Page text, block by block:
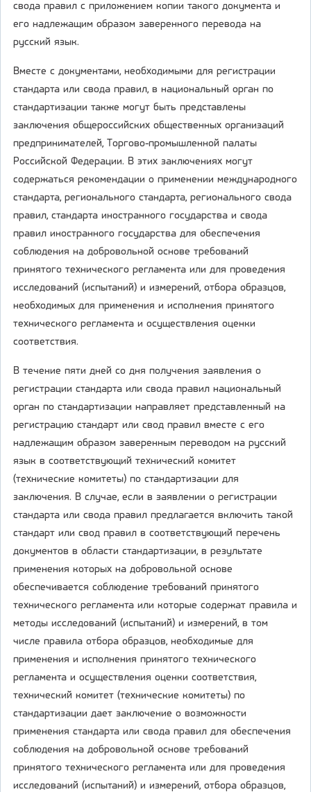
свода правил с приложением копии такого документа и
его надлежащим образом заверенного перевода на
русский язык.
Вместе с документами, необходимыми для регистрации
стандарта или свода правил, в национальный орган по
стандартизации также могут быть представлены
заключения общероссийских общественных организаций
предпринимателей, Торгово-промышленной палаты
Российской Федерации. В этих заключениях могут
содержаться рекомендации о применении международного
стандарта, регионального стандарта, регионального свода
правил, стандарта иностранного государства и свода
правил иностранного государства для обеспечения
соблюдения на добровольной основе требований
принятого технического регламента или для проведения
исследований (испытаний) и измерений, отбора образцов,
необходимых для применения и исполнения принятого
технического регламента и осуществления оценки
соответствия.
В течение пяти дней со дня получения заявления о
регистрации стандарта или свода правил национальный
орган по стандартизации направляет представленный на
регистрацию стандарт или свод правил вместе с его
надлежащим образом заверенным переводом на русский
язык в соответствующий технический комитет
(технические комитеты) по стандартизации для
заключения. В случае, если в заявлении о регистрации
стандарта или свода правил предлагается включить такой
стандарт или свод правил в соответствующий перечень
документов в области стандартизации, в результате
применения которых на добровольной основе
обеспечивается соблюдение требований принятого
технического регламента или которые содержат правила и
методы исследований (испытаний) и измерений, в том
числе правила отбора образцов, необходимые для
применения и исполнения принятого технического
регламента и осуществления оценки соответствия,
технический комитет (технические комитеты) по
стандартизации дает заключение о возможности
применения стандарта или свода правил для обеспечения
соблюдения на добровольной основе требований
принятого технического регламента или для проведения
исследований (испытаний) и измерений, отбора образцов,